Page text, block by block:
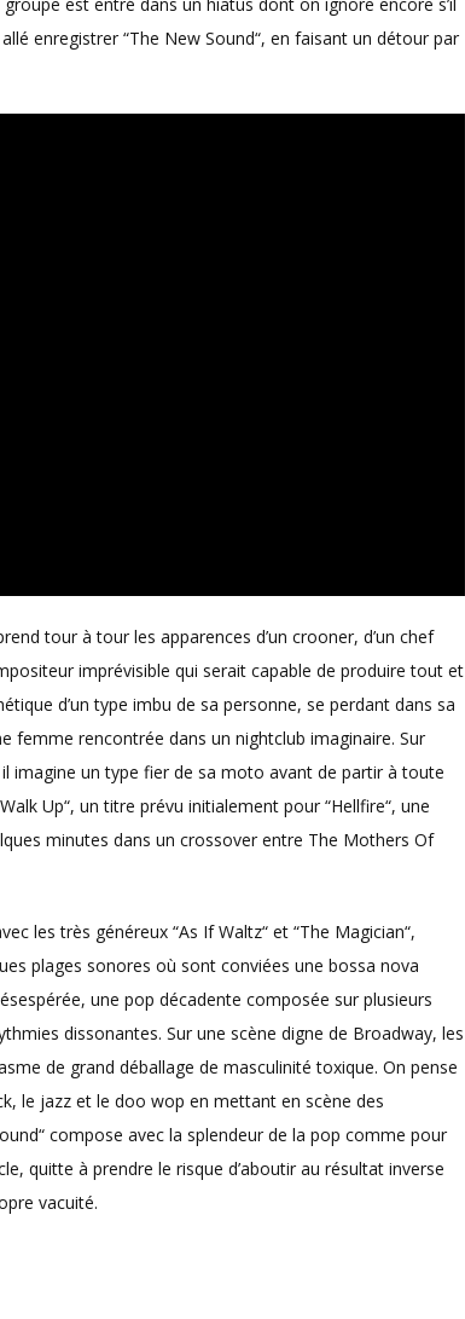
enregistrer “The New Sound“, en faisant un détour par
tour à tour les apparences d’un crooner, d’un chef
imprévisible qui serait capable de produire tout et
d’un type imbu de sa personne, se perdant dans sa
rencontrée dans un nightclub imaginaire. Sur
imagine un type fier de sa moto avant de partir à toute
Up“, un titre prévu initialement pour “Hellfire“, une
minutes dans un crossover entre The Mothers Of
les très généreux “As If Waltz“ et “The Magician“,
plages sonores où sont conviées une bossa nova
une pop décadente composée sur plusieurs
dissonantes. Sur une scène digne de Broadway, les
de grand déballage de masculinité toxique. On pense
le jazz et le doo wop en mettant en scène des
compose avec la splendeur de la pop comme pour
quitte à prendre le risque d’aboutir au résultat inverse
vacuité.